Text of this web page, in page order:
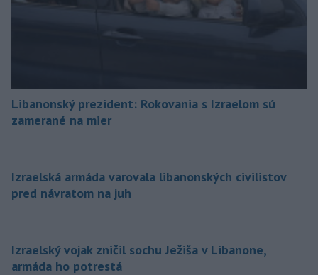
Libanonský prezident: Rokovania s Izraelom sú
zamerané na mier
Izraelská armáda varovala libanonských civilistov
pred návratom na juh
Izraelský vojak zničil sochu Ježiša v Libanone,
armáda ho potrestá